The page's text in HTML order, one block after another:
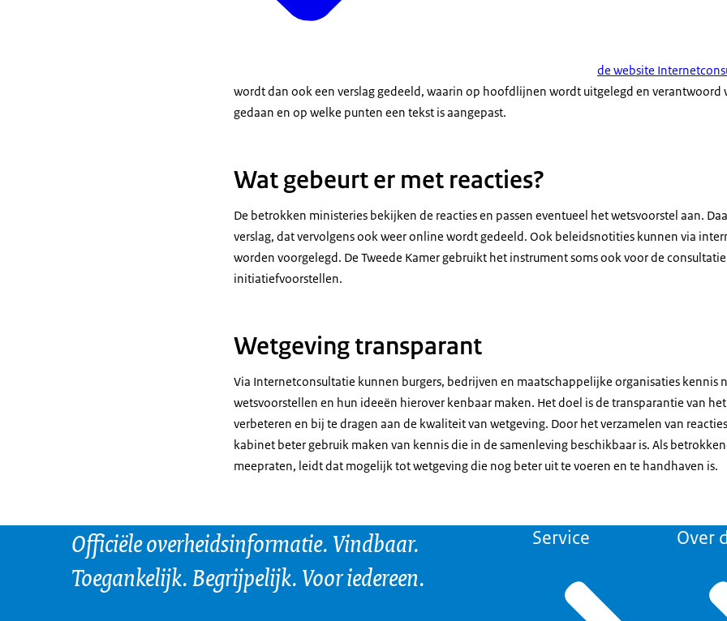
de website
wordt dan ook een verslag gedeeld, waarin op hoofdlijnen wordt uitgelegd en verantwoord
gedaan en op welke punten een tekst is aangepast.
Wat gebeurt er met reacties?
De betrokken ministeries bekijken de reacties en passen eventueel het wetsvoorstel aan.
verslag, dat vervolgens ook weer online wordt gedeeld. Ook beleidsnotities kunnen via
worden voorgelegd. De Tweede Kamer gebruikt het instrument soms ook voor de
initiatiefvoorstellen.
Wetgeving transparant
Via Internetconsultatie kunnen burgers, bedrijven en maatschappelijke organisaties kennis
wetsvoorstellen en hun ideeën hierover kenbaar maken. Het doel is de transparantie van
verbeteren en bij te dragen aan de kwaliteit van wetgeving. Door het verzamelen van
kabinet beter gebruik maken van kennis die in de samenleving beschikbaar is. Als
meepraten, leidt dat mogelijk tot wetgeving die nog beter uit te voeren en te handhaven is.
Officiële overheidsinformatie. Vindbaar.
Toegankelijk. Begrijpelijk. Voor iedereen.
Service Over